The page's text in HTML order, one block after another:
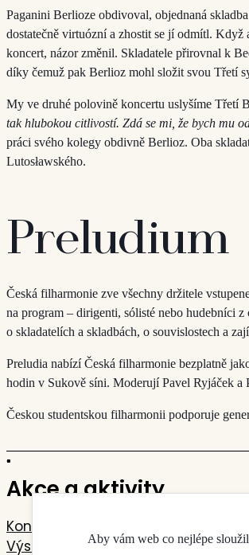
Paganini Berlioze obdivoval, objednaná
dostatečně virtuózní a zhostit se jí odmítl.
koncert, názor změnil. Skladatele přirovnal k
díky čemuž pak Berlioz mohl složit svou Třetí
My ve druhé polovině koncertu uslyšíme Třetí
tak hlubokou citlivostí. Zdá se mi, že bych mu
práci svého kolegy obdivně Berlioz. Oba
Lutosławského.
Preludium
Česká filharmonie zve všechny držitele
na program – dirigenti, sólisté nebo hudebníci
o skladatelích a skladbách, o souvislostech a
Preludia nabízí Česká filharmonie bezplatně
hodin v Sukově síni. Moderují Pavel Ryjáček a
Českou studentskou filharmonii podporuje
Akce a aktivity
Koncerty
Výstavy
Aby vám web co nejlépe